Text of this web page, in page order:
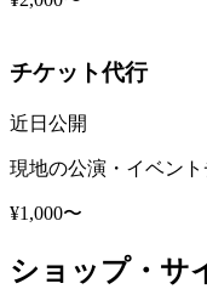
チケット代行
近日公開
現地の公演・イベン
¥1,000〜
ショップ・サ